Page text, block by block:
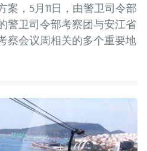
，5月11日，由警卫司令部
警卫司令部考察团与安江省
察会议周相关的多个重要地